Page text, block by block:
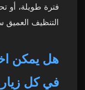
فترة طويلة، أو
التنظيف العميق
هل يمكن
في كل